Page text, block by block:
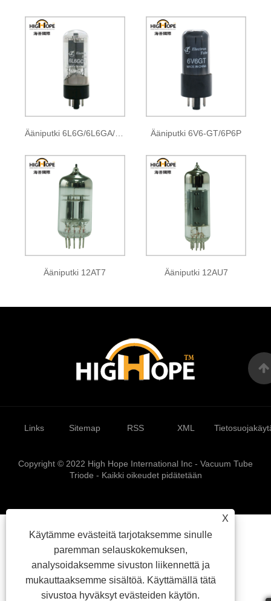
Ääniputki 6L6G/6L6GA/6L6GB 6L6GC/5881 Ääniputki 6V6-GT/6P6P
Ääniputki 12AT7 Ääniputki 12AU7
X
Käytämme evästeitä tarjotaksemme sinulle
paremman selauskokemuksen,
analysoidaksemme sivuston liikennettä ja
mukauttaaksemme sisältöä. Käyttämällä tätä
sivustoa hyväksyt evästeiden käytön.
Links Sitemap RSS XML
Copyright © 2022 High Hope International Inc - Vacuum Tube
Triode - Kaikki oikeudet pidätetään